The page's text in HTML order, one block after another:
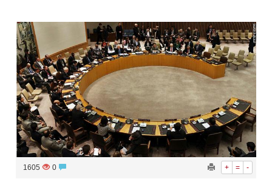
التحالف يعزي الحكومة اليمنية في استشهاد قوات يمنية جراء هجوم حوثي غادر
مصدر سعودي مسؤول: تنسيق بين الميليشيات الحوثية والعراقية وإيران للإعداد لاعتداءات تستهدف المملكة
حالة الطقس المتوقعة اليوم في المملكة
إجتماع المكتب التعريفي للمتقاعدين بالصوارمة-مركز الحكامية
+ = -
1605